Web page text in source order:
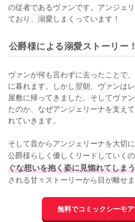
の従者であるヴァンです。アンジェ
ており、溺愛しまくっています！
公爵様による溺愛ストーリー！
ヴァンが何も言わずに去ったことで
に暮れます。しかし翌朝、ヴァンは
屋敷に帰ってきました。そしてヴァ
たのか、なぜアンジェリーナを支え
れていきます。
そして昔からアンジェリーナを大切
公爵様らしく優しくリードしていくの
ぐな想いを抱く姿に見惚れてしま
される甘々ストーリーから目が離せま
無料でコミックシーモ